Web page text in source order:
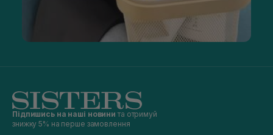
Підпишись на наші новини та отримуй
знижку 5% на перше замовлення